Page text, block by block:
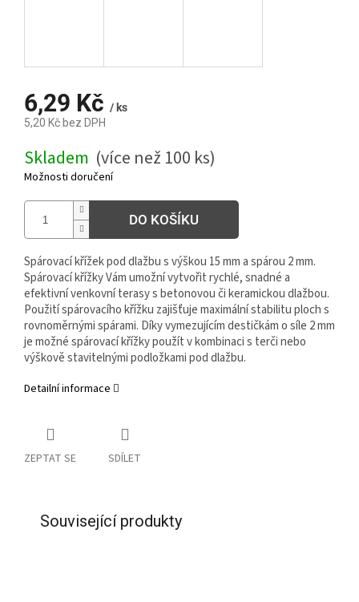
6,29 Kč / ks
5,20 Kč bez DPH
cena:
Skladem (více než 100 ks)
Možnosti doručení
DO KOŠÍKU
Spárovací křížek pod dlažbu s výškou 15 mm a spárou 2 mm.
Spárovací křížky Vám umožní vytvořit rychlé, snadné a
efektivní venkovní terasy s betonovou či keramickou dlažbou.
Použití spárovacího křížku zajišťuje maximální stabilitu ploch s
rovnoměrnými spárami. Díky vymezujícím destičkám o síle 2 mm
je možné spárovací křížky použít v kombinaci s terči nebo
výškově stavitelnými podložkami pod dlažbu.
Detailní informace
ZEPTAT SE SDÍLET
Související produkty